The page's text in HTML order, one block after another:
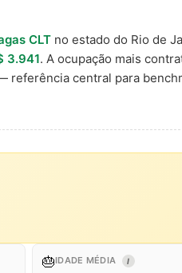
CLT no estado do Rio de
3.941. A ocupação mais
referência central para
🎂IDADE MÉDIA I